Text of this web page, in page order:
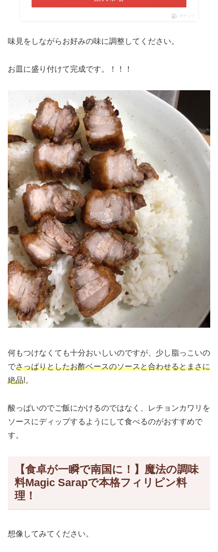
ポチップ
味見をしながらお好みの味に調整してください。
お皿に盛り付けて完成です。！！！
何もつけなくても十分おいしいのですが、少し脂っこいの
でさっぱりとしたお酢ベースのソースと合わせるとまさに
絶品!。
酸っぱいのでご飯にかけるのではなく、レチョンカワリを
ソースにディップするようにして食べるのがおすすめで
す。
【食卓が一瞬で南国に！】魔法の調味
料Magic Sarapで本格フィリピン料
理！
想像してみてください。